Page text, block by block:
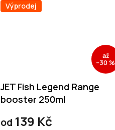
Výprodej
až
–30 %
JET Fish Legend Range
booster 250ml
od 139 Kč